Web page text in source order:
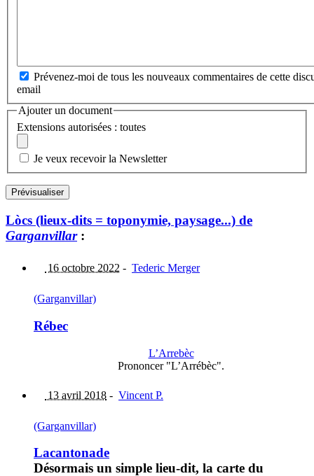
Prévenez-moi de tous les nouveaux commentaires de cette
email
Ajouter un document
Extensions autorisées : toutes
Je veux recevoir la Newsletter
Lòcs (lieux-dits = toponymie, paysage...) de
Garganvillar:
16 octobre 2022 - Tederic Merger
(Garganvillar)
Rébec
L’Arrebèc
Prononcer "L’Arrébèc".
13 avril 2018 - Vincent P.
(Garganvillar)
Lacantonade
Désormais un simple lieu-dit, la carte du